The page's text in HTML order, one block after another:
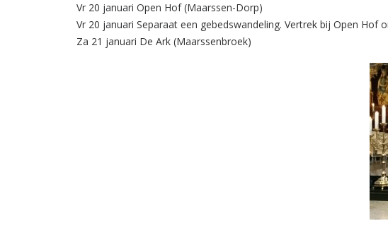
Vr 20 januari Open Hof (Maarssen-Dorp)
Vr 20 januari Separaat een gebedswandeling. Vertrek bij Open Hof
Za 21 januari De Ark (Maarssenbroek)